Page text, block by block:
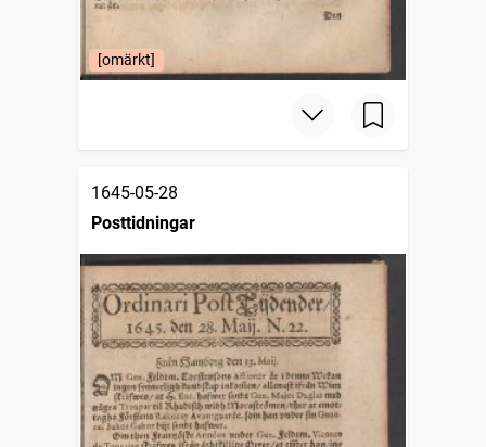
[omärkt]
1645-05-28
Posttidningar